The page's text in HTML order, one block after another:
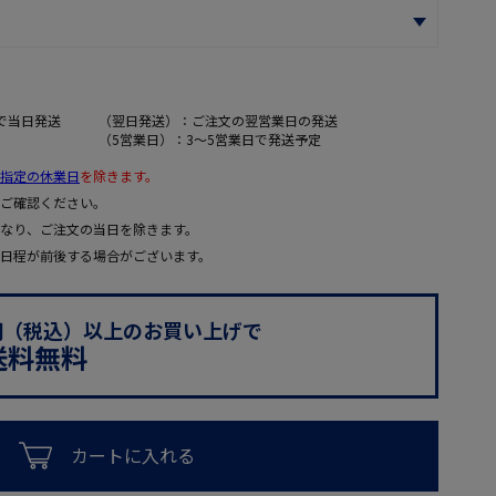
当日発送
（翌日発送）：ご注文の翌営業日の発送
（5営業日）：3～5営業日で発送予定
定の休業日を除きます。
確認ください。
、ご注文の当日を除きます。
が前後する場合がございます。
税込）以上のお買い上げで
無料
カートに入れる